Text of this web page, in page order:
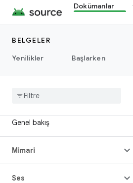
Dokümanlar
BELGELER
Yenilikler
Başlarken
Genel bakış
Mimari
Ses